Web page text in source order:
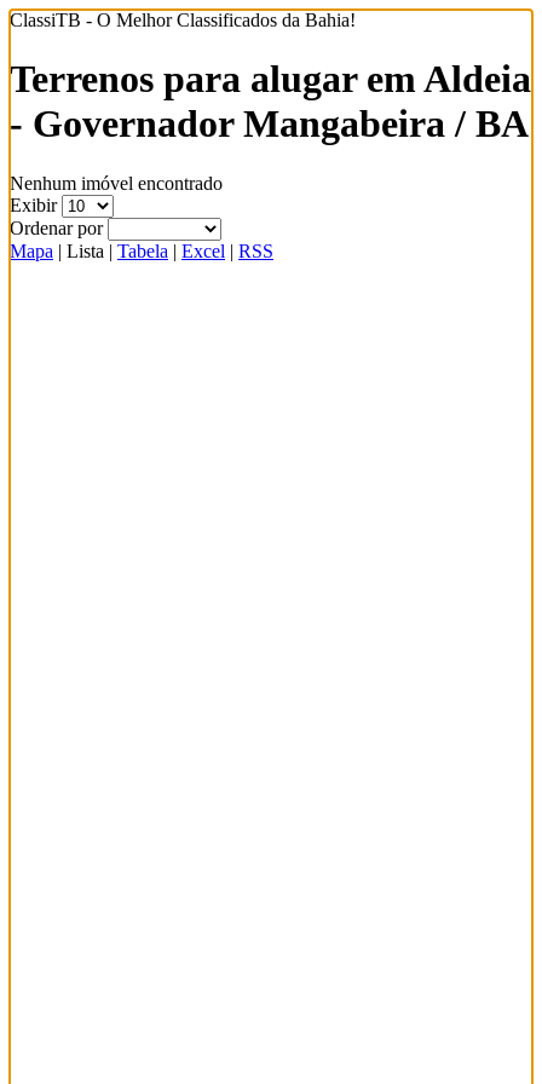
ClassiTB - O Melhor Classificados da Bahia!
Terrenos para alugar em Aldeia
- Governador Mangabeira / BA
Nenhum imóvel encontrado
Exibir
Ordenar por
Mapa | Lista | Tabela | Excel | RSS